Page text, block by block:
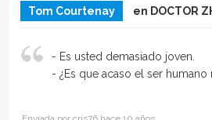
Tom Courtenay en DOCTOR
- Es usted demasiado joven.
- ¿Es que acaso el ser